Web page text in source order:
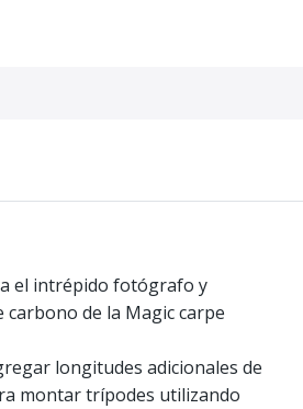
el intrépido fotógrafo y
carbono de la Magic carpe
longitudes adicionales de
montar trípodes utilizando